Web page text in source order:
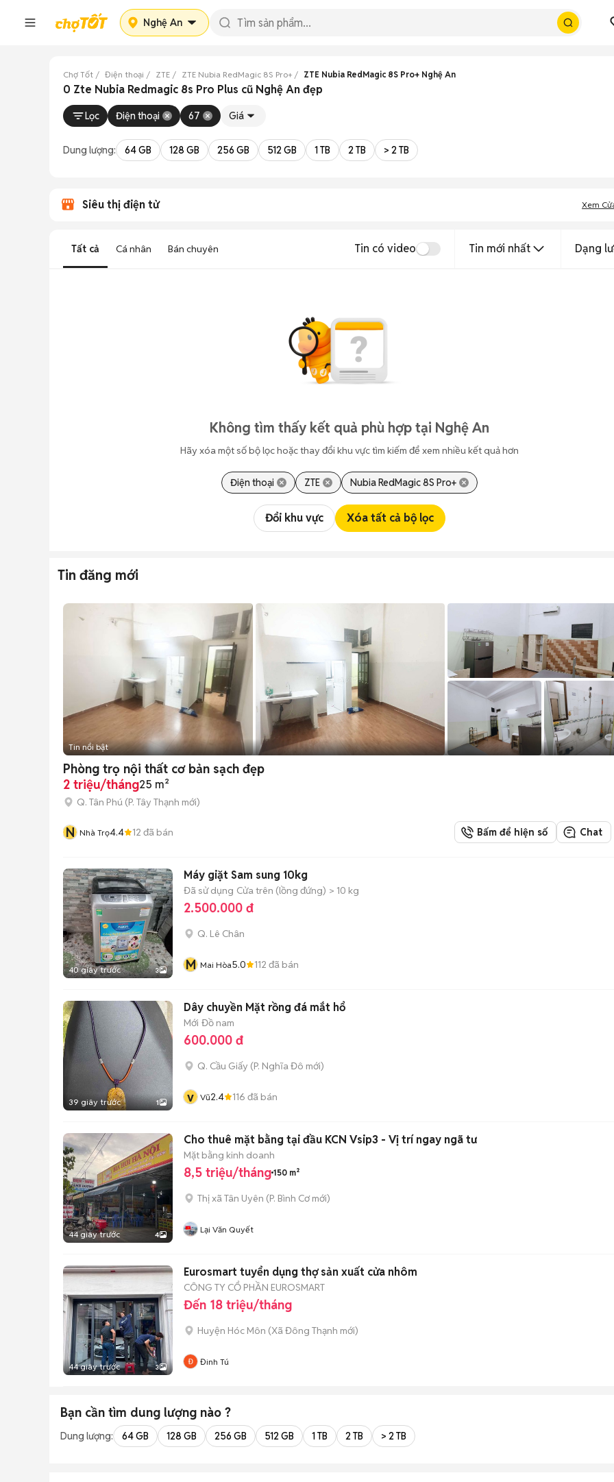
Nghệ An
Chợ Tốt Điện thoại ZTE ZTE Nubia RedMagic 8S Pro+ ZTE Nubia RedMagic 8S Pro+ Nghệ An
0 Zte Nubia Redmagic 8s Pro Plus cũ Nghệ An đẹp
Lọc Điện thoại 67 Giá
Dung lượng: 64 GB 128 GB 256 GB 512 GB 1 TB 2 TB > 2 TB
Siêu thị điện tử Xem
Tất cả Cá nhân Bán chuyên Tin có video Tin mới nhất Dạng
Không tìm thấy kết quả phù hợp tại Nghệ An
Hãy xóa một số bộ lọc hoặc thay đổi khu vực tìm kiếm để xem nhiều kết quả hơn
Điện thoại ZTE Nubia RedMagic 8S Pro+
Đổi khu vực Xóa tất cả bộ lọc
Tin đăng mới
Tin nổi bật
Phòng trọ nội thất cơ bản sạch đẹp
2 triệu/tháng25 m²
Q. Tân Phú (P. Tây Thạnh mới)
N Nhà Trọ4.4 12 đã bán Bấm để hiện số Chat
40 giây trước 3
Máy giặt Sam sung 10kg
Đã sử dụng Cửa trên (lồng đứng) > 10 kg
2.500.000 đ
Q. Lê Chân
M Mai Hòa5.0 112 đã bán
39 giây trước 1
Dây chuyền Mặt rồng đá mắt hổ
Mới Đồ nam
600.000 đ
Q. Cầu Giấy (P. Nghĩa Đô mới)
v Vũ2.4 116 đã bán
44 giây trước 4
Cho thuê mặt bằng tại đầu KCN Vsip3 - Vị trí ngay ngã tư
Mặt bằng kinh doanh
8,5 triệu/tháng 150 m²
Thị xã Tân Uyên (P. Bình Cơmới)
Lại Văn Quyết
44 giây trước 3
Eurosmart tuyển dụng thợ sản xuất cửa nhôm
CÔNG TY CỔ PHẦN EUROSMART
Đến 18 triệu/tháng
Huyện Hóc Môn (Xã Đông Thạnh mới)
Đinh Tú
Bạn cần tìm dung lượng nào ?
Dung lượng: 64 GB 128 GB 256 GB 512 GB 1 TB 2 TB > 2 TB